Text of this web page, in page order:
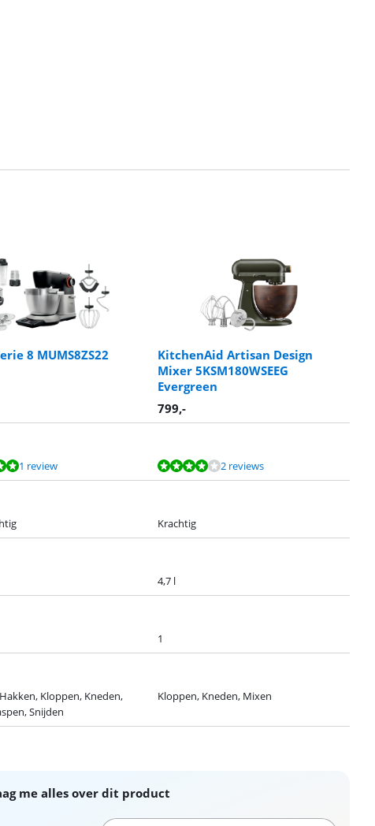
8 MUMS8ZS22
KitchenAid Artisan Design
Mixer 5KSM180WSEEG
Evergreen
799,-
1 review 2 reviews
Krachtig
4,7 l
1
Kloppen, Kneden,
Snijden
Kloppen, Kneden, Mixen
me alles over dit product